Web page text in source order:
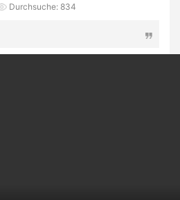
Durchsuche: 834